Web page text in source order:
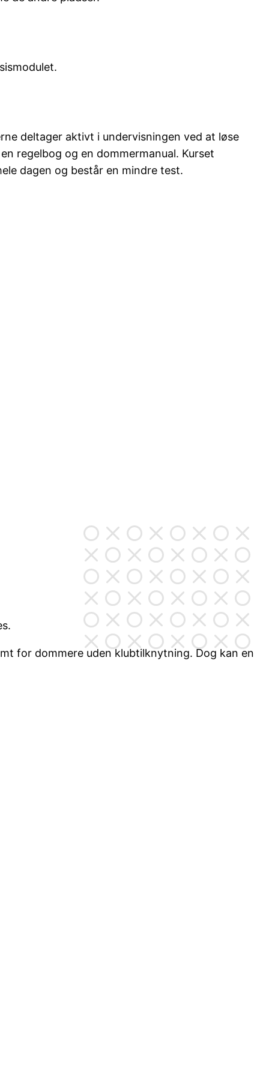
deltager aktivt i undervisningen ved at løse
regelbog og en dommermanual. Kurset
dagen og består en mindre test.
for dommere uden klubtilknytning. Dog kan en